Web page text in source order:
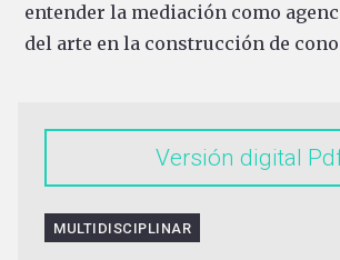
entender la mediación como
del arte en la construcción de
Versión digital
MULTIDISCIPLINAR